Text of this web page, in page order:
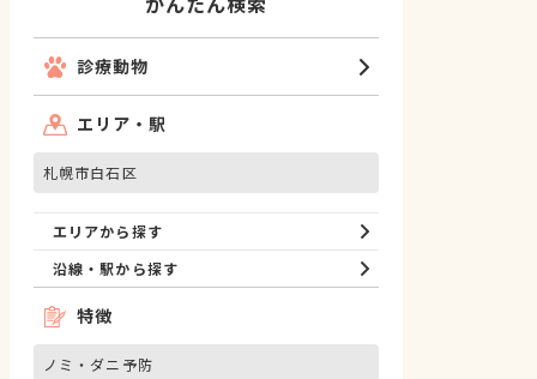
診療動物
エリア・駅
札幌市白石区
エリアから探す
沿線・駅から探す
特徴
ノミ・ダニ予防